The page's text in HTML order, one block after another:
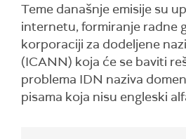
Teme današnje emisije su
internetu, formiranje radne
korporaciji za dodeljene
(ICANN) koja će se baviti
problema IDN naziva
pisama koja nisu engleski